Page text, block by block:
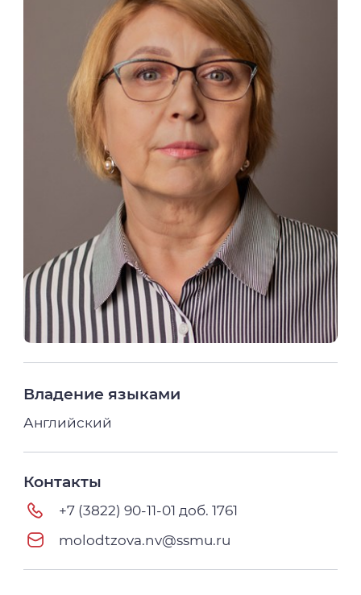
Владение языками
Английский
Контакты
+7 (3822) 90-11-01 доб. 1761
molodtzova.nv@ssmu.ru